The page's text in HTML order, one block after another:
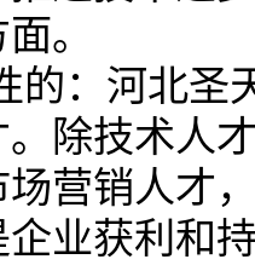
。
： 河北圣
除技术人
营销人才
业获利和